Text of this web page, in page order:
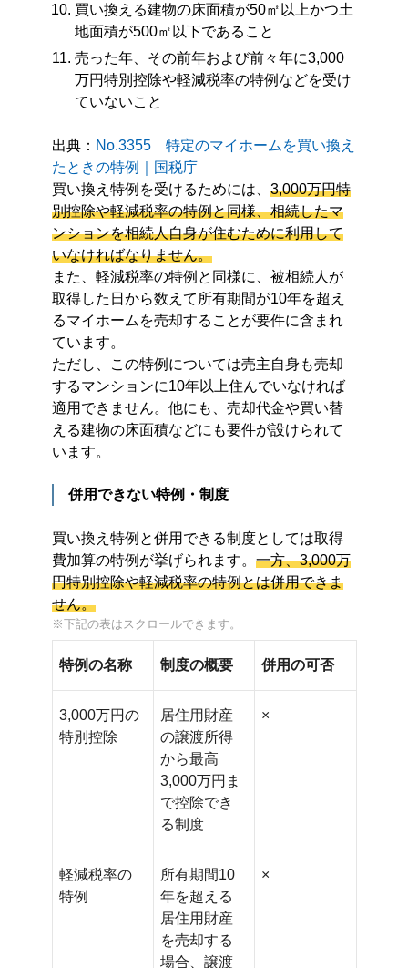
買い換える建物の床面積が50㎡以上かつ土
地面積が500㎡以下であること
売った年、その前年および前々年に3,000
万円特別控除や軽減税率の特例などを受け
ていないこと
出典： No.3355 特定のマイホームを買い換え
たときの特例｜国税庁
買い換え特例を受けるためには、 3,000万円特
別控除や軽減税率の特例と同様、相続したマ
ンションを相続人自身が住むために利用して
いなければなりません。
また、軽減税率の特例と同様に、被相続人が
取得した日から数えて所有期間が10年を超え
るマイホームを売却することが要件に含まれ
ています。
ただし、この特例については売主自身も売却
するマンションに10年以上住んでいなければ
適用できません。他にも、売却代金や買い替
える建物の床面積などにも要件が設けられて
います。
併用できない特例・制度
買い換え特例と併用できる制度としては取得
費加算の特例が挙げられます。 一方、3,000万
円特別控除や軽減税率の特例とは併用できま
せん。
特例の名称 制度の概要 併用の可否
3,000万円の
特別控除
居住用財産
の譲渡所得
から最高
3,000万円ま
で控除でき
る制度
×
軽減税率の
特例
所有期間10
年を超える
居住用財産
を売却する
場合、譲渡
×